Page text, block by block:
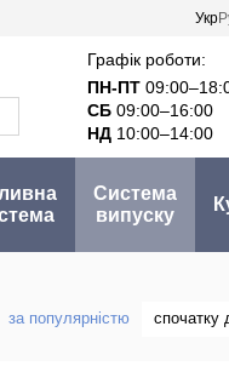
Укр
Графік роботи:
ПН-ПТ
СБ 09:00–16:00
НД 10:00–14:00
Система
випуску
за популярністю